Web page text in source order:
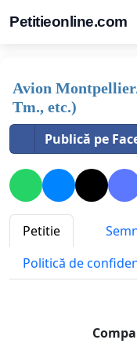
Petitieonline.com
Avion
Tm., etc.)
Publică pe
Petitie
Politică de